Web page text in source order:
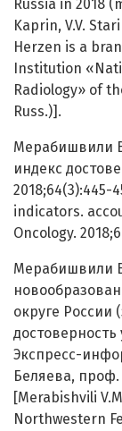
Russia in 2018
Kaprin, V.V.
Herzen is a
Institution
Radiology» of
Russ.)].
Мерабишвили
индекс
2018;64(3):445-
indicators.
Oncology.
Мерабишвили
округе России
Экспресс-
Беляева,
[Merabishvili
Northwestern